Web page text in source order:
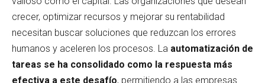
crecer, optimizar recursos y mejorar su rentabilidad
necesitan buscar soluciones que reduzcan los errores
humanos y aceleren los procesos. La automatización de
tareas se ha consolidado como la respuesta más
efectiva a este desafío, permitiendo a las empresas